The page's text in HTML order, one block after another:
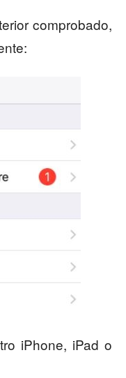
comprobado,
iPhone, iPad o